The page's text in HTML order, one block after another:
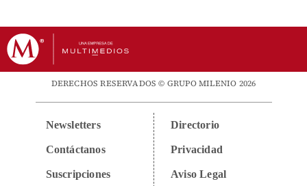
DERECHOS RESERVADOS © GRUPO MILENIO 2026
Newsletters
Contáctanos
Suscripciones
Directorio
Privacidad
Aviso Legal